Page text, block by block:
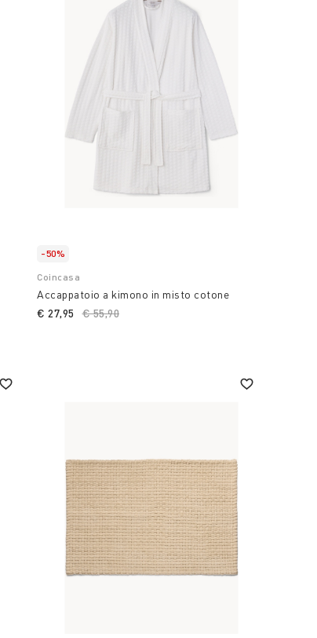
-50%
Coincasa
Accappatoio a kimono in misto cotone
Price reduced from
€ 55,90
€ 27,95